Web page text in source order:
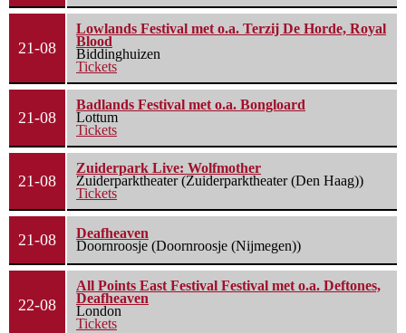
21-08
Lowlands Festival met o.a. Terzij De Horde, Royal
Blood
Biddinghuizen
Tickets
21-08
Badlands Festival met o.a. Bongloard
Lottum
Tickets
21-08
Zuiderpark Live: Wolfmother
Zuiderparktheater (Zuiderparktheater (Den Haag))
Tickets
21-08
Deafheaven
Doornroosje (Doornroosje (Nijmegen))
22-08
All Points East Festival Festival met o.a. Deftones,
Deafheaven
London
Tickets